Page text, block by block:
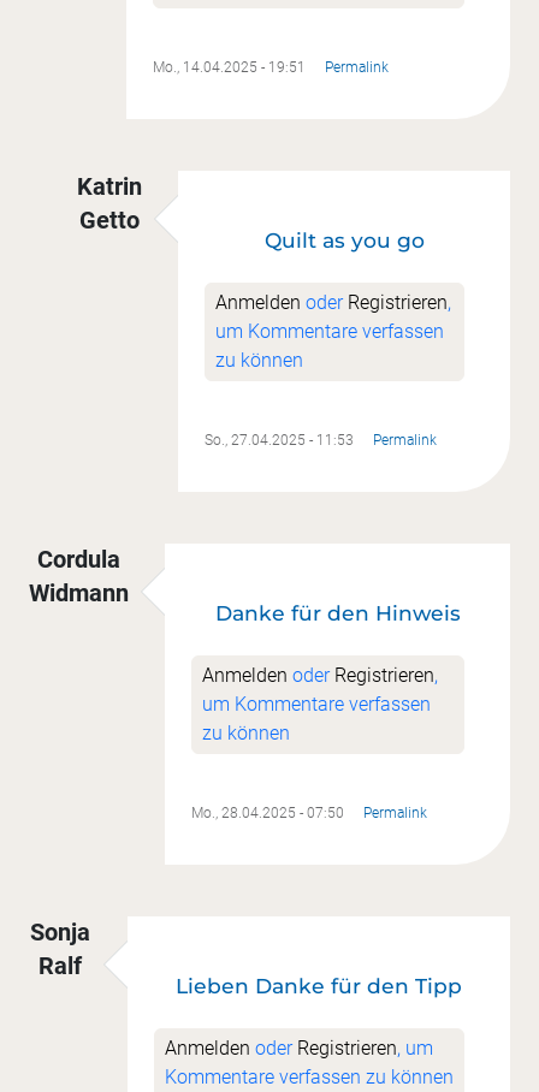
Mo., 14.04.2025 - 19:51 Permalink
Katrin
Getto
Es ist wie bei "Momo", da klaut
Quilt as you go
Anmelden oder Registrieren,
um Kommentare verfassen
zu können
So., 27.04.2025 - 11:53 Permalink
Cordula
Widmann
Danke für den Hinweis
Anmelden oder Registrieren,
um Kommentare verfassen
zu können
Mo., 28.04.2025 - 07:50 Permalink
Sonja
Ralf
Lieben Danke für den Tipp
Anmelden oder Registrieren, um
Kommentare verfassen zu können